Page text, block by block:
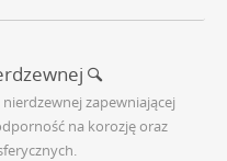
zapewniającej
na korozję oraz